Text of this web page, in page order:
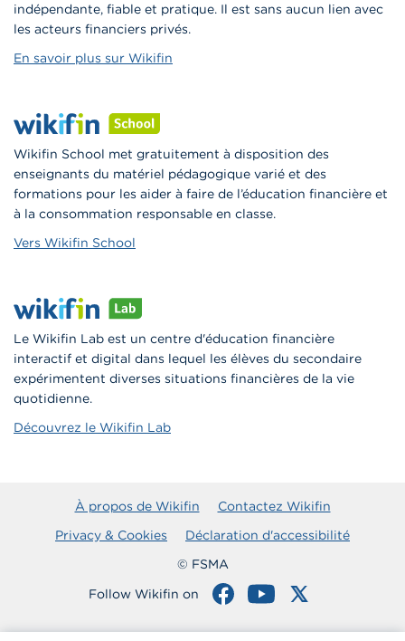
indépendante, fiable et pratique. Il est sans aucun lien avec
les acteurs financiers privés.
En savoir plus sur Wikifin
Wikifin School met gratuitement à disposition des
enseignants du matériel pédagogique varié et des
formations pour les aider à faire de l’éducation financière et
à la consommation responsable en classe.
Vers Wikifin School
Le Wikifin Lab est un centre d'éducation financière
interactif et digital dans lequel les élèves du secondaire
expérimentent diverses situations financières de la vie
quotidienne.
Découvrez le Wikifin Lab
À propos de Wikifin
Contactez Wikifin
Privacy & Cookies
Déclaration d'accessibilité
© FSMA
Follow Wikifin on